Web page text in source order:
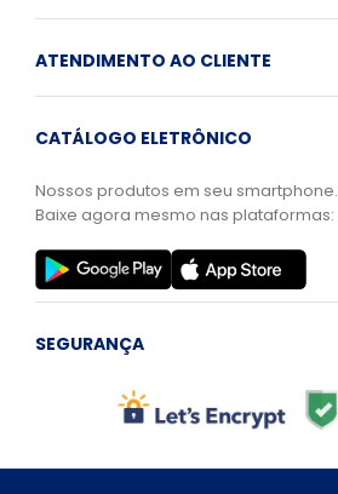
ATENDIMENTO AO CLIENTE
CATÁLOGO ELETRÔNICO
Nossos produtos em seu smartphone.
Baixe agora mesmo nas plataformas:
SEGURANÇA